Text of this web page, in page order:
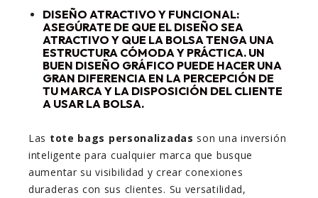
DISEÑO ATRACTIVO Y FUNCIONAL:
ASEGÚRATE DE QUE EL DISEÑO SEA
ATRACTIVO Y QUE LA BOLSA TENGA UNA
ESTRUCTURA CÓMODA Y PRÁCTICA. UN
BUEN DISEÑO GRÁFICO PUEDE HACER UNA
GRAN DIFERENCIA EN LA PERCEPCIÓN DE
TU MARCA Y LA DISPOSICIÓN DEL CLIENTE
A USAR LA BOLSA.
Las tote bags personalizadas son una inversión
inteligente para cualquier marca que busque
aumentar su visibilidad y crear conexiones
duraderas con sus clientes. Su versatilidad,